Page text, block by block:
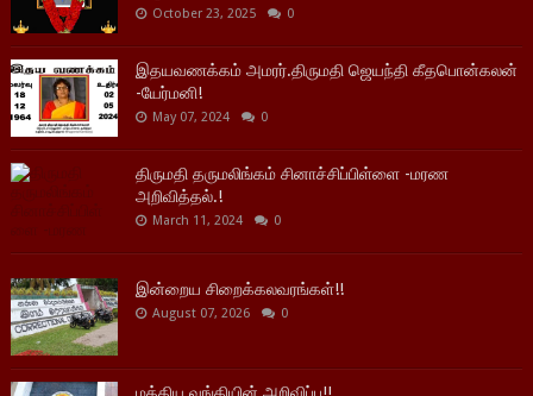
October 23, 2025 0
இதயவணக்கம் அமரர்.திருமதி ஜெயந்தி கீதபொன்கலன்
-யேர்மனி!
May 07, 2024 0
திருமதி தருமலிங்கம் சினாச்சிப்பிள்ளை -மரண
அறிவித்தல்.!
March 11, 2024 0
இன்றைய சிறைக்கலவரங்கள்!!
August 07, 2026 0
மத்திய வங்கியின் அறிவிப்பு!!